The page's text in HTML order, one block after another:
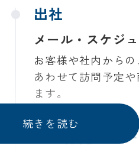
出社
メール・スケジ
お客様や社内から
あわせて訪問予定
ます。
お客様先へサ